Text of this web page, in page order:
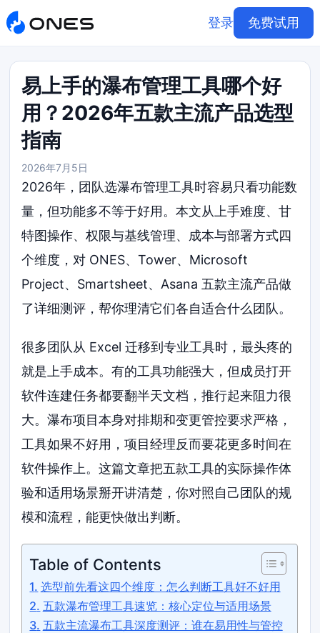
登录 免费试用
易上手的瀑布管理工具哪个好
用？2026年五款主流产品选型
指南
2026年7月5日
2026年，团队选瀑布管理工具时容易只看功能数
量，但功能多不等于好用。本文从上手难度、甘
特图操作、权限与基线管理、成本与部署方式四
个维度，对 ONES、Tower、Microsoft
Project、Smartsheet、Asana 五款主流产品做
了详细测评，帮你理清它们各自适合什么团队。
很多团队从 Excel 迁移到专业工具时，最头疼的
就是上手成本。有的工具功能强大，但成员打开
软件连建任务都要翻半天文档，推行起来阻力很
大。瀑布项目本身对排期和变更管控要求严格，
工具如果不好用，项目经理反而要花更多时间在
软件操作上。这篇文章把五款工具的实际操作体
验和适用场景掰开讲清楚，你对照自己团队的规
模和流程，能更快做出判断。
Table of Contents
选型前先看这四个维度：怎么判断工具好不好用
五款瀑布管理工具速览：核心定位与适用场景
五款主流瀑布工具深度测评：谁在易用性与管控